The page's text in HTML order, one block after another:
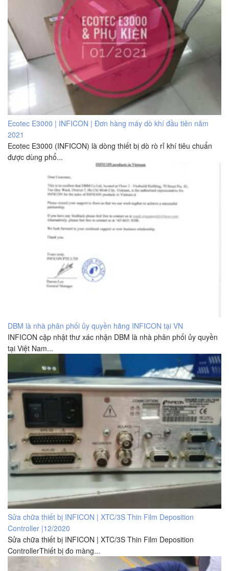
Ecotec E3000 | INFICON | Đơn hàng máy dò khí đầu tiên năm
2021
Ecotec E3000 (INFICON) là dòng thiết bị dò rò rỉ khí tiêu chuẩn
được dùng phổ...
DBM là nhà phân phối ủy quyền hãng INFICON tại VN
INFICON cập nhật thư xác nhận DBM là nhà phân phối ủy quyền
tại Việt Nam...
Sửa chữa thiết bị INFICON | XTC/3S Thin Film Deposition
Controller |12/2020
Sửa chữa thiết bị INFICON | XTC/3S Thin Film Deposition
ControllerThiết bị đo màng...